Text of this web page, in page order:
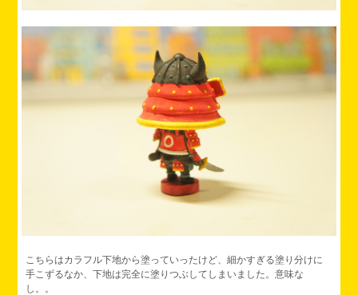
こちらはカラフル下地から塗っていったけど、細かすぎる塗り分けに
手こずるなか、下地は完全に塗りつぶしてしまいました。意味な
し。。